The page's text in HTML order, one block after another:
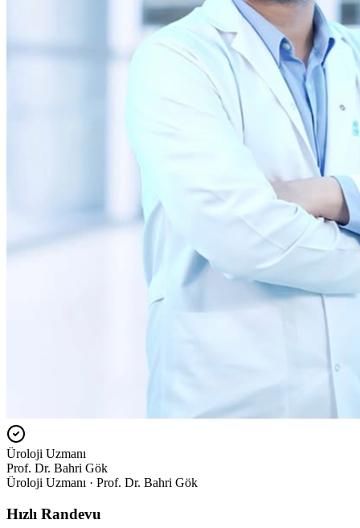
Üroloji Uzmanı
Prof. Dr. Bahri Gök
Üroloji Uzmanı · Prof. Dr. Bahri Gök
Hızlı Randevu